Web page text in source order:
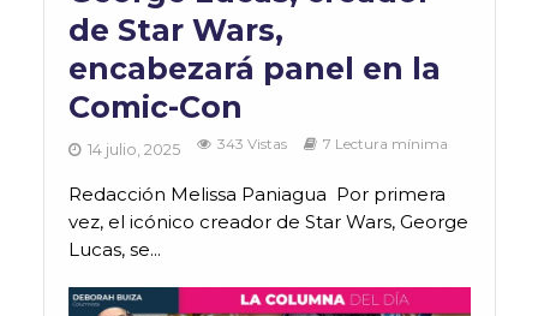
de Star Wars,
encabezará panel en la
Comic-Con
14 julio, 2025 343 Vistas 7 Lectura mínima
Redacción Melissa Paniagua Por primera
vez, el icónico creador de Star Wars, George
Lucas, se...